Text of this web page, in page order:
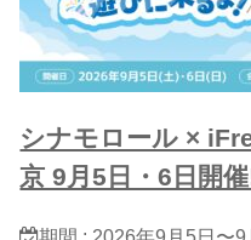
シナモロール ×
京 9月5日・6日開